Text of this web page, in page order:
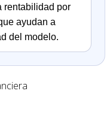
rentabilidad por
ayudan a
del modelo.